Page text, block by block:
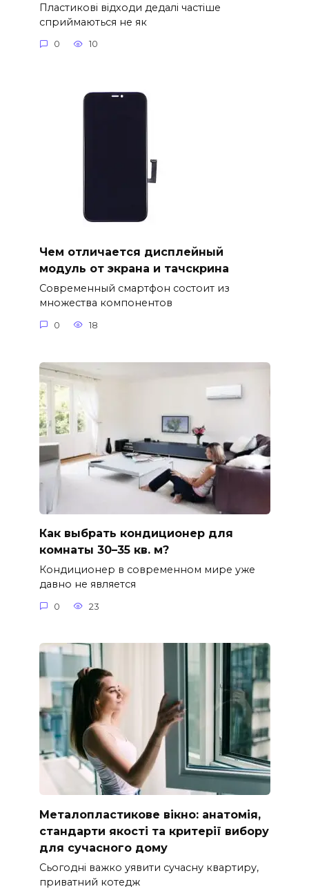
Пластикові відходи дедалі частіше
сприймаються не як
0 10
Чем отличается дисплейный
модуль от экрана и тачскрина
Современный смартфон состоит из
множества компонентов
0 18
Как выбрать кондиционер для
комнаты 30–35 кв. м?
Кондиционер в современном мире уже
давно не является
0 23
Металопластикове вікно: анатомія,
стандарти якості та критерії вибору
для сучасного дому
Сьогодні важко уявити сучасну квартиру,
приватний котедж